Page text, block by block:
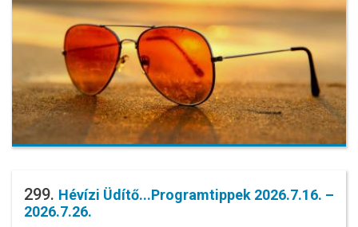
299. Hévízi Üdítő...Programtippek 2026.7.16. –
2026.7.26.